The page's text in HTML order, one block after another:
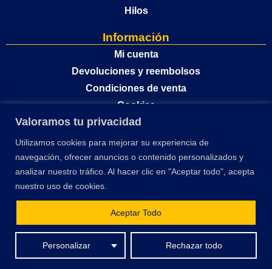
Valoramos tu privacidad
Utilizamos cookies para mejorar su experiencia de
navegación, ofrecer anuncios o contenido personalizados y
analizar nuestro tráfico. Al hacer clic en "Aceptar todo", acepta
nuestro uso de cookies.
Personalizar Rechazar todo
Aceptar Todo
Hilos
Información
Mi cuenta
Devoluciones y reembolsos
Condiciones de venta
Cookies
Política de privacidad
Europea – Next Generation EU